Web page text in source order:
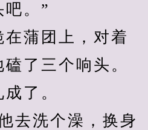
。”
蒲团上，对着
了三个响头。
了。
洗个澡，换身